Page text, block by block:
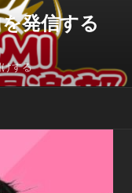
発信する
する